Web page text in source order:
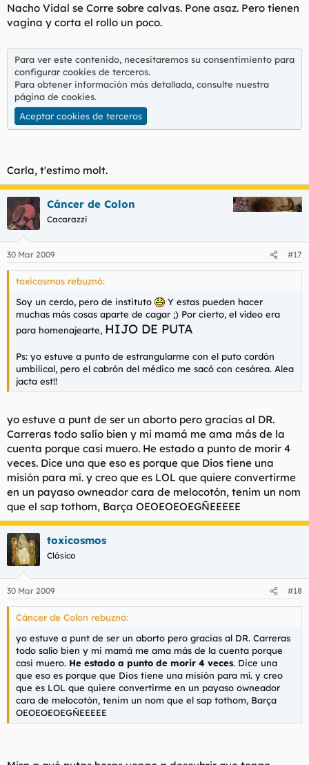
Nacho Vidal se Corre sobre calvas. Pone asaz. Pero tienen
vagina y corta el rollo un poco.
Para ver este contenido, necesitaremos su consentimiento para
configurar cookies de terceros.
Para obtener información más detallada, consulte nuestra
página de cookies.
Aceptar cookies de terceros
Carla, t'estimo molt.
Cáncer de Colon
Cacarazzi
30 Mar 2009 #17
toxicosmos rebuznó:
Soy un cerdo, pero de instituto
Y estas pueden hacer
muchas más cosas aparte de cagar ;) Por cierto, el vídeo era
para homenajearte, HIJO DE PUTA
Ps: yo estuve a punto de estrangularme con el puto cordón
umbilical, pero el cabrón del médico me sacó con cesárea. Alea
jacta est!!
yo estuve a punt de ser un aborto pero gracias al DR.
Carreras todo salío bien y mi mamá me ama más de la
cuenta porque casi muero. He estado a punto de morir 4
veces. Dice una que eso es porque que Dios tiene una
misión para mí. y creo que es LOL que quiere convertirme
en un payaso owneador cara de melocotón, tenim un nom
que el sap tothom, Barça OEOEOEOEGÑEEEEE
toxicosmos
Clásico
30 Mar 2009 #18
Cáncer de Colon rebuznó:
yo estuve a punt de ser un aborto pero gracias al DR. Carreras
todo salío bien y mi mamá me ama más de la cuenta porque
casi muero. He estado a punto de morir 4 veces. Dice una
que eso es porque que Dios tiene una misión para mí. y creo
que es LOL que quiere convertirme en un payaso owneador
cara de melocotón, tenim un nom que el sap tothom, Barça
OEOEOEOEGÑEEEEE